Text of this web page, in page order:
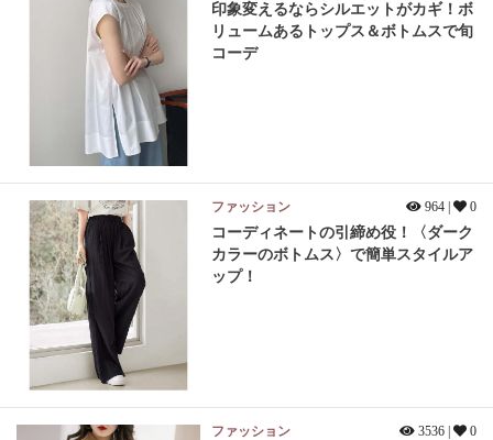
印象変えるならシルエットがカギ！ボ
リュームあるトップス＆ボトムスで旬
コーデ
ファッション 964 | 0
コーディネートの引締め役！〈ダーク
カラーのボトムス〉で簡単スタイルア
ップ！
ファッション 3536 | 0